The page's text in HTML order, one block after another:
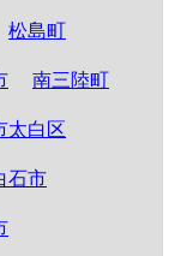
松島町
南三陸町
太白区
石市